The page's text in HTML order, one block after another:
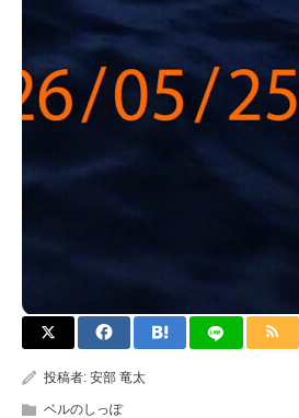
投稿者: 安部 竜太
ベルのしっぽ